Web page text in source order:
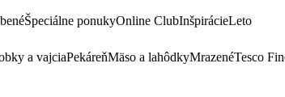
Špeciálne ponukyOnline ClubInšpirácieLeto
a vajciaPekáreňMäso a lahôdkyMrazenéTesco